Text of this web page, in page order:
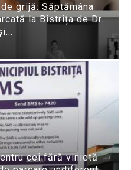
grijă: Săptămâna
la Bistrița de Dr.
cei fără vinietă